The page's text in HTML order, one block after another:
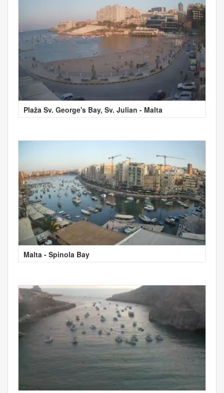
Plaža Sv. George's Bay, Sv. Julian - Malta
Malta - Spinola Bay